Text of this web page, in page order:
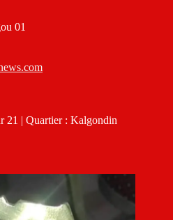
01
21 | Quartier : Kalgondin